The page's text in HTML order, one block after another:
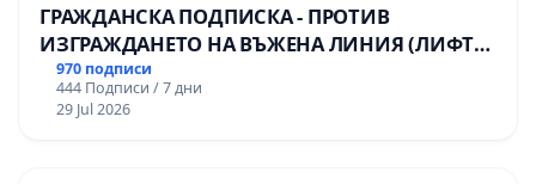
ГРАЖДАНСКА ПОДПИСКА - ПРОТИВ
ИЗГРАЖДАНЕТО НА ВЪЖЕНА ЛИНИЯ (ЛИФТ)
НА ТЕРИТОРИЯТА НА ПРИРОДНА
ЗАБЕЛЕЖИТЕЛНОСТ „ХЪЛМ НА
ОСВОБОДИТЕЛИТЕ“ (БУНАРДЖИК)
970 подписи
444 Подписи / 7 дни
29 Jul 2026